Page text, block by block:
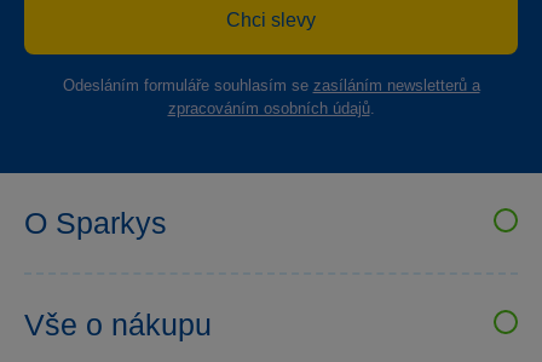
Chci slevy
Odesláním formuláře souhlasím se zasíláním newsletterů a
zpracováním osobních údajů.
O Sparkys
Sparkys klub
Vše o nákupu